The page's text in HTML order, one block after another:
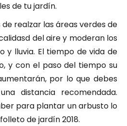
de tu jardín.
realzar las áreas verdes de
del aire y moderan los
y lluvia. El tiempo de vida de
y con el paso del tiempo su
por lo que debes
distancia recomendada.
para plantar un arbusto lo
de jardín 2018.